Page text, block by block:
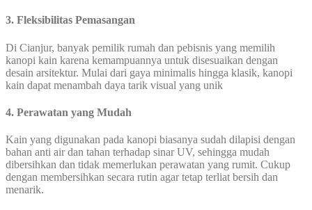
3. Fleksibilitas Pemasangan
Di Cianjur, banyak pemilik rumah dan pebisnis yang memilih
kanopi kain karena kemampuannya untuk disesuaikan dengan
desain arsitektur. Mulai dari gaya minimalis hingga klasik, kanopi
kain dapat menambah daya tarik visual yang unik
4. Perawatan yang Mudah
Kain yang digunakan pada kanopi biasanya sudah dilapisi dengan
bahan anti air dan tahan terhadap sinar UV, sehingga mudah
dibersihkan dan tidak memerlukan perawatan yang rumit. Cukup
dengan membersihkan secara rutin agar tetap terliat bersih dan
menarik.